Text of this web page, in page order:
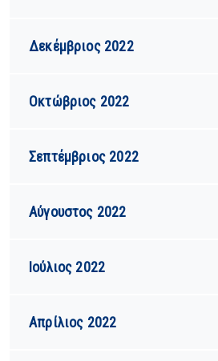
Δεκέμβριος 2022
Οκτώβριος 2022
Σεπτέμβριος 2022
Αύγουστος 2022
Ιούλιος 2022
Απρίλιος 2022